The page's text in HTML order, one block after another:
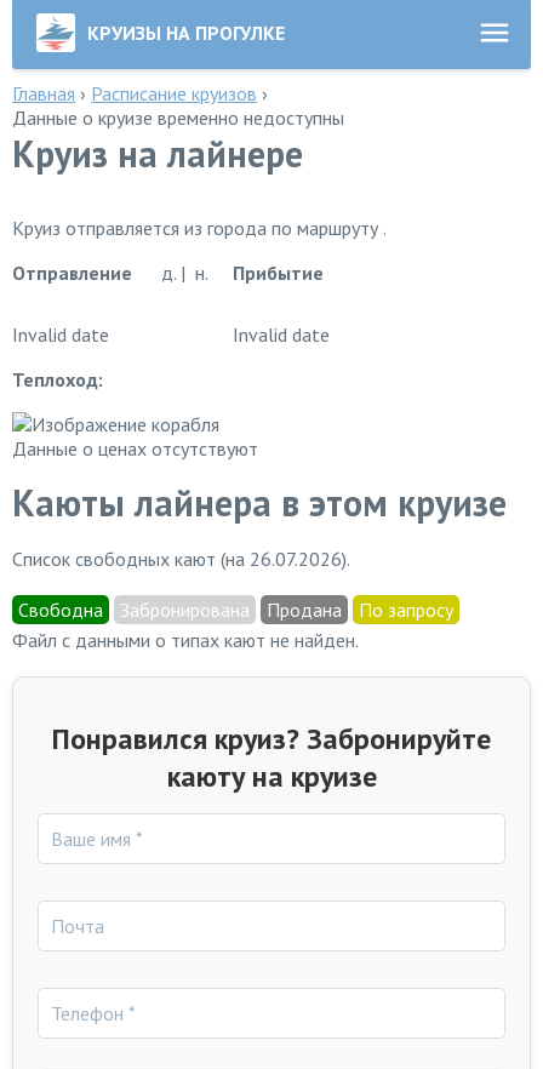
КРУИЗЫ НА ПРОГУЛКЕ
Главная › Расписание круизов ›
Данные о круизе временно недоступны
Круиз на лайнере
Круиз отправляется из города по маршруту .
Отправление
Invalid date
д. | н. Прибытие
Invalid date
Теплоход:
Данные о ценах отсутствуют
Каюты лайнера в этом круизе
Список свободных кают (на 26.07.2026).
Свободна Забронирована Продана
По запросу
Файл с данными о типах кают не найден.
Понравился круиз? Забронируйте
каюту на круизе